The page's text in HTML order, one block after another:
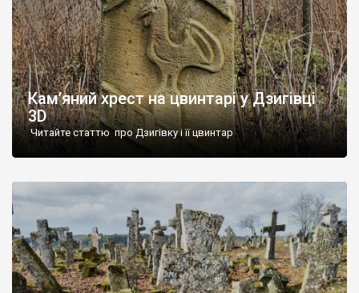
Кам’яний хрест на цвинтарі у Дзигівці
3D
Читайте статтю про Дзигівку і її цвинтар